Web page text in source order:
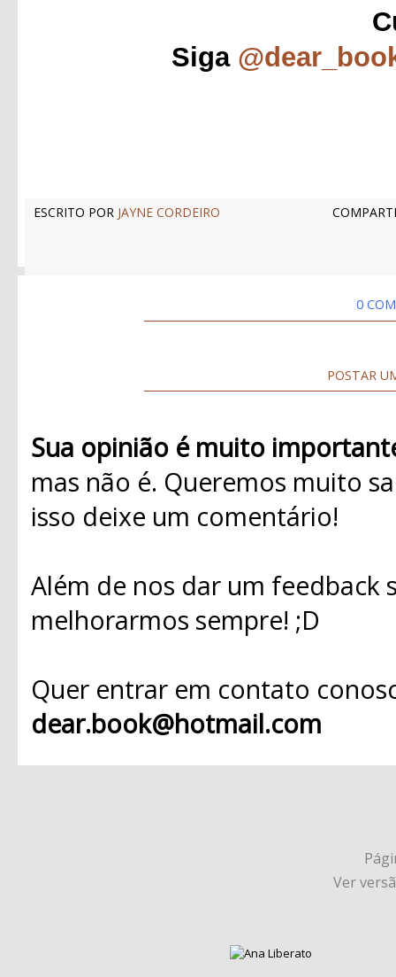
Siga
ESCRITO POR JAYNE CORDEIRO
0
POSTAR
Sua opinião é muito
mas não é. Queremos muito
isso deixe um comentário!
Além de nos dar um
melhorarmos sempre! ;D
Quer entrar em contato
dear.book@hotmail.com
Ver